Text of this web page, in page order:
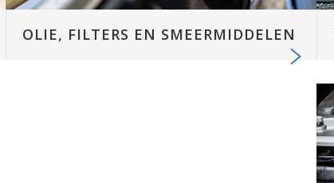
OLIE, FILTERS EN SMEERMIDDELEN